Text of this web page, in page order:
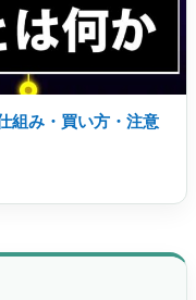
組み・買い方・注意